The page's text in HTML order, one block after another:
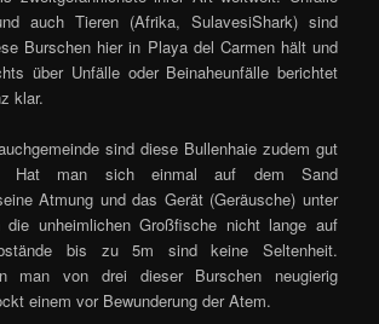
auch Tieren (Afrika, Sulavesi­Shark) sind
Burschen hier in Playa del Carmen hält und
über Unfälle oder Beinaheunfälle berichtet
klar.
sind diese Bullenhaie zudem gut
Hat man sich einmal auf dem Sand
Atmung und das Gerät (Geräusche) unter
die unheimlichen Großfische nicht lange auf
bis zu 5m sind keine Seltenheit.
man von drei dieser Burschen neugierig
einem vor Bewunderung der Atem.